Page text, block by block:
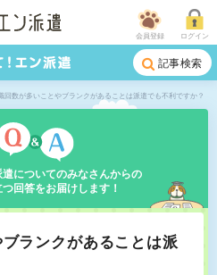
会員登録 ログイン
記事検索
回数が多いことやブランクがあることは派遣でも不利ですか？
についてのみなさんからの
回答をお届けします！
ランクがあることは派